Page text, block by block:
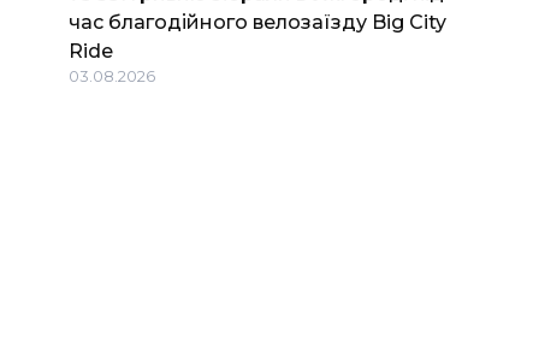
час благодійного велозаїзду Big Сity
Ride
03.08.2026